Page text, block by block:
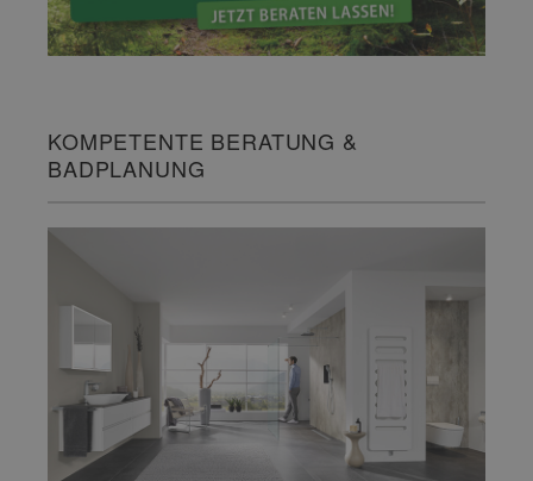
KOMPETENTE BERATUNG &
BADPLANUNG